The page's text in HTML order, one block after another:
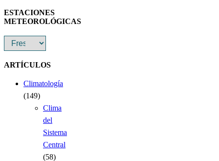
ESTACIONES
METEOROLÓGICAS
ARTÍCULOS
Climatología
(149)
Clima
del
Sistema
Central
(58)